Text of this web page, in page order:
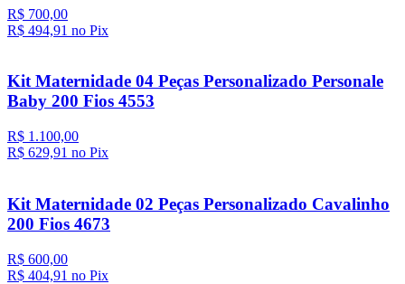
R$ 700,00
R$ 494,91 no Pix
Kit Maternidade 04 Peças Personalizado Personale
Baby 200 Fios 4553
R$ 1.100,00
R$ 629,91 no Pix
Kit Maternidade 02 Peças Personalizado Cavalinho
200 Fios 4673
R$ 600,00
R$ 404,91 no Pix